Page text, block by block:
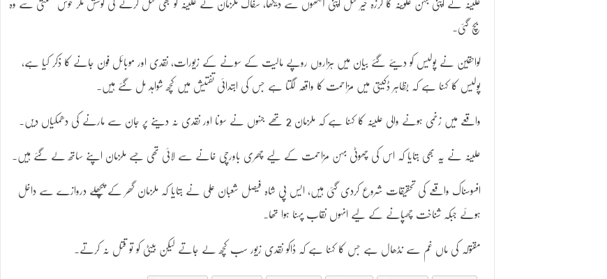
علینہ نے اپنی بہن علوینہ کا لرزہ خیر قتل اپنی آنکھوں سے دیکھا، سفاک ملزمان نے علینہ کو بھی قتل کرنے کی کوشش مگر خوش قسمتی سے وہ
بچ گئی۔
لواحقین نے پولیس کو دیئے گئے بیان میں ہزاروں روپے مالیت کے سونے کے زیورات، نقدی اور موبائل فون جانے کا ذکر کیا ہے،
پولیس کا کہنا ہے کہ بظاہر ڈکیتی میں مزاحمت کا واقعہ لگتا ہے جس کی ابتدائی تفتیش میں کچھ شواہد مل گئے ہیں۔
واقعے میں زخمی ہونے والی علینہ کا کہنا ہے کہ ملزمان 2 تھے جنہوں نے سونا اور نقدی نہ دینے پر جان سے مارنے کی دھمکیاں دیں۔
علینہ نے یہ بھی بتایا کہ اس کی چھوٹی بہن مزاحمت کے لیے چھری باورچی خانے سے لائی تھی جسے ملزمان اپنے ساتھ لے گئے ہیں۔
افسوسناک واقعے کی تحقیقات شروع کردی گئی ہیں، ایس پی شاہ فیصل شعبان علی نے بتایا کہ ملزمان گھر کے پچھلے دروازے سے داخل
ہوئے جبکہ شناخت چھپانے کے لیے انہوں نقاب پہنا ہوا تھا۔
مقتولہ کی ماں غم سے نڈھال ہے جس کا کہنا ہے کہ ڈاکو نقدی زیور سب کچھ لے جاتے لیکن بیٹی کو تو قتل نہ کرتے۔